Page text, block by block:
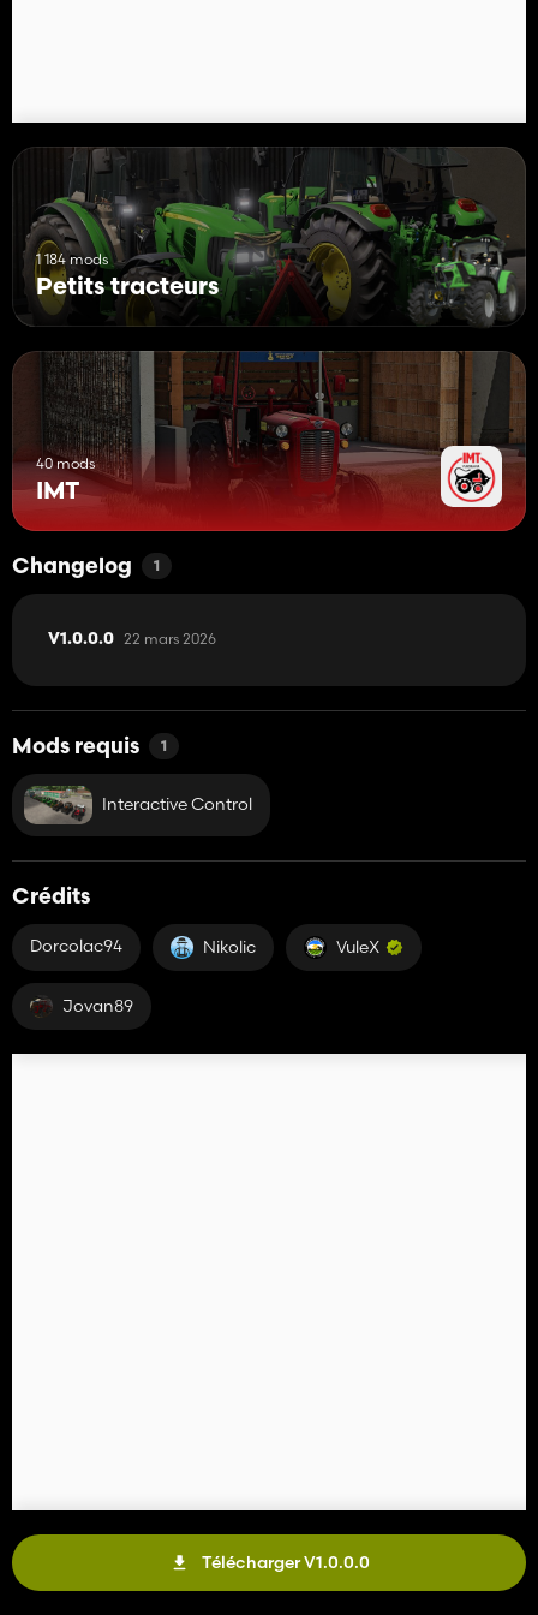
1 184 mods
Petits tracteurs
40 mods
IMT
Changelog 1
V1.0.0.0 22 mars 2026
Mods requis 1
Interactive Control
Crédits
Dorcolac94 Nikolic VuleX
Jovan89
Télécharger V1.0.0.0